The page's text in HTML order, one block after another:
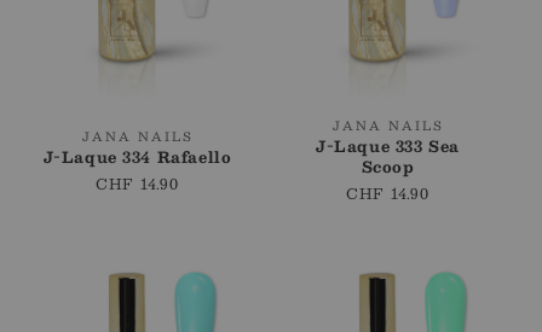
Fournisseur
:
JANA NAILS
J-Laque 334 Rafaello
Prix
CHF 14.90
Fournisseur
:
JANA NAILS
J-Laque 333 Sea
Scoop
Prix
CHF 14.90